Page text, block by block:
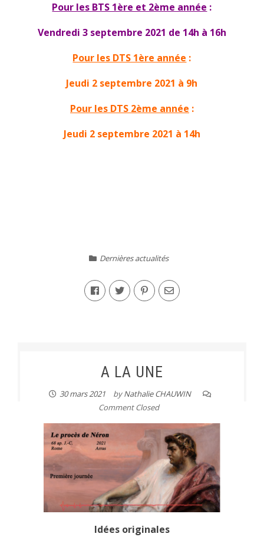
Pour les BTS 1ère et 2ème année :
Vendredi 3 septembre 2021 de 14h à 16h
Pour les DTS 1ère année :
Jeudi 2 septembre 2021 à 9h
Pour les DTS 2ème année :
Jeudi 2 septembre 2021 à 14h
Dernières actualités
A LA UNE
30 mars 2021 byNathalie CHAUWIN
Comment Closed
Idées originales